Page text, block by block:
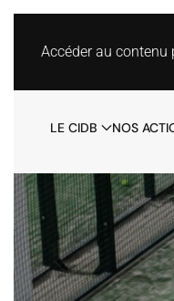
Accéder au contenu
LE CIDB NOS